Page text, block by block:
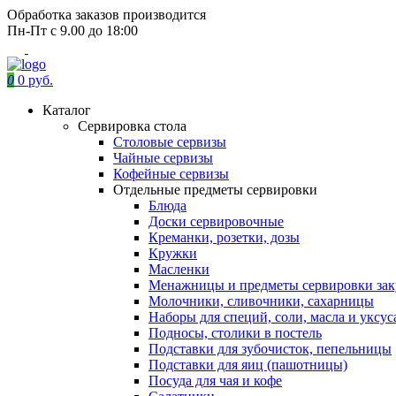
Обработка заказов производится
Пн-Пт с 9.00 до 18:00
0 0 руб.
Каталог
Сервировка стола
Столовые сервизы
Чайные сервизы
Кофейные сервизы
Отдельные предметы сервировки
Блюда
Доски сервировочные
Креманки, розетки, дозы
Кружки
Масленки
Менажницы и предметы сервировки
Молочники, сливочники, сахарницы
Наборы для специй, соли, масла и
Подносы, столики в постель
Подставки для зубочисток, пепельницы
Подставки для яиц (пашотницы)
Посуда для чая и кофе